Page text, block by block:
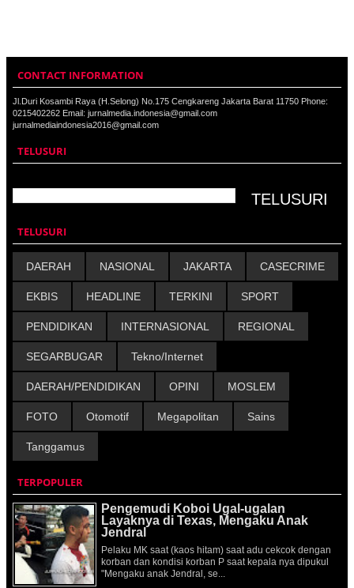
CONTACT INFORMATION
Jl.Duri Kosambi Raya (H.Selong) No.175 Cengkareng Jakarta Barat 11750 Phone:
0215402262 Email: jurnalmedia.indonesia@gmail.com
jurnalmediaindonesia2016@gmail.com
TELUSURI
TELUSURI
DAERAH NASIONAL JAKARTA CASECRIME
EKBIS HEADLINE TERKINI SPORT
PENDIDIKAN INTERNASIONAL REGIONAL
SEGARBUGAR Tekno/Internet
DAERAH/PENDIDIKAN OPINI MOSLEM
FOTO Otomotif Megapolitan Sains
Tanggamus
TERPOPULER
Pengemudi Koboi Ugal-ugalan
Layaknya di Texas, Mengaku Anak
Jendral
Pelaku MK saat (kaos hitam) saat adu cekcok dengan
korban dan kondisi korban P saat kepala nya dipukul
"Mengaku anak Jendral, se...